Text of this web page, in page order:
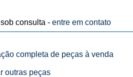
consulta - entre em contato
completa de peças à venda
outras peças